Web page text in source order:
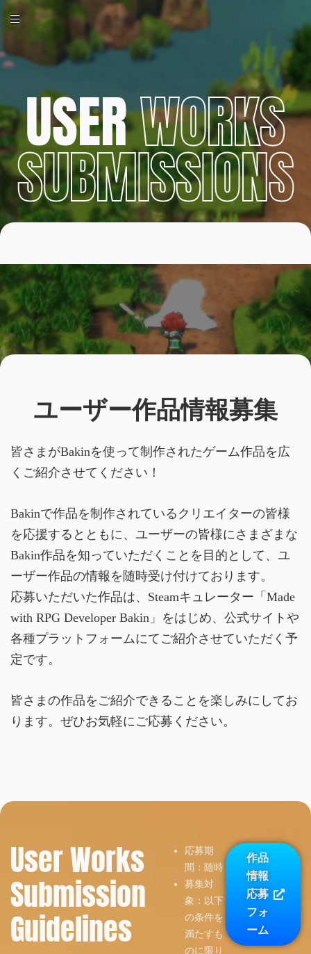
USERWORKS
SUBMISSIONS
ユーザー作品情報募集
皆さまがBakinを使って制作されたゲーム作品を広
くご紹介させてください！
Bakinで作品を制作されているクリエイターの皆様
を応援するとともに、ユーザーの皆様にさまざまな
Bakin作品を知っていただくことを目的として、ユ
ーザー作品の情報を随時受け付けております。
応募いただいた作品は、Steamキュレーター「Made
with RPG Developer Bakin」をはじめ、公式サイトや
各種プラットフォームにてご紹介させていただく予
定です。
皆さまの作品をご紹介できることを楽しみにしてお
ります。ぜひお気軽にご応募ください。
User Works
Submission
Guidelines
応募期
間：随時
募集対
象：以下
の条件を
満たすも
のに限り
作品
情報
応募
フォ
ーム